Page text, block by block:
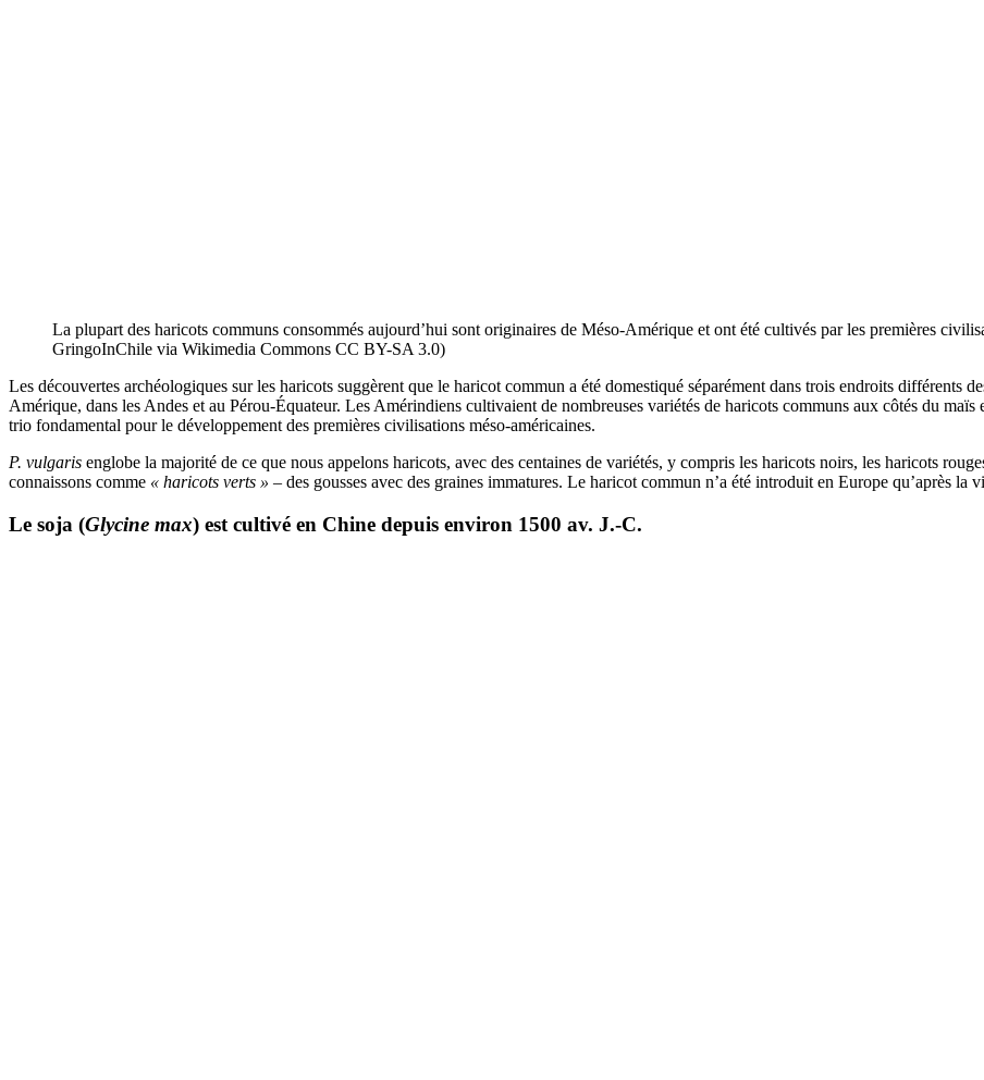
La plupart des haricots communs consommés aujourd’hui sont originaires de Méso-Amérique et ont été cultivés par les premières
GringoInChile via Wikimedia Commons CC BY-SA 3.0)
Les découvertes archéologiques sur les haricots suggèrent que le haricot commun a été domestiqué séparément dans trois endroits différents
Amérique, dans les Andes et au Pérou-Équateur. Les Amérindiens cultivaient de nombreuses variétés de haricots communs aux côtés du maïs
trio fondamental pour le développement des premières civilisations méso-américaines.
P. vulgaris englobe la majorité de ce que nous appelons haricots, avec des centaines de variétés, y compris les haricots noirs, les haricots
connaissons comme « haricots verts » – des gousses avec des graines immatures. Le haricot commun n’a été introduit en Europe qu’après
Le soja (Glycine max) est cultivé en Chine depuis environ 1500 av. J.-C.